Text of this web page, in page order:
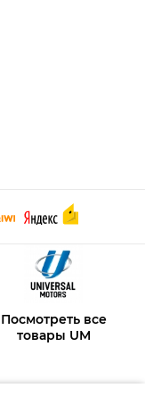
Посмотреть все
товары UM